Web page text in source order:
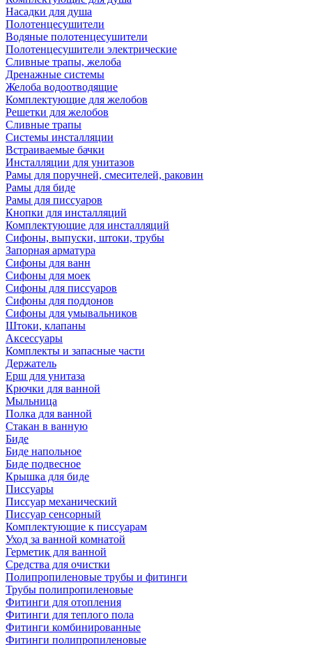
Насадки для душа
Полотенцесушители
Водяные полотенцесушители
Полотенцесушители электрические
Сливные трапы, желоба
Дренажные системы
Желоба водоотводящие
Комплектующие для желобов
Решетки для желобов
Сливные трапы
Системы инсталляции
Встраиваемые бачки
Инсталляции для унитазов
Рамы для поручней, смесителей, раковин
Рамы для биде
Рамы для писсуаров
Кнопки для инсталляций
Комплектующие для инсталляций
Сифоны, выпуски, штоки, трубы
Запорная арматура
Сифоны для ванн
Сифоны для моек
Сифоны для писсуаров
Сифоны для поддонов
Сифоны для умывальников
Штоки, клапаны
Аксессуары
Комплекты и запасные части
Держатель
Ерш для унитаза
Крючки для ванной
Мыльница
Полка для ванной
Стакан в ванную
Биде
Биде напольное
Биде подвесное
Крышка для биде
Писсуары
Писсуар механический
Писсуар сенсорный
Комплектующие к писсуарам
Уход за ванной комнатой
Герметик для ванной
Средства для очистки
Полипропиленовые трубы и фитинги
Трубы полипропиленовые
Фитинги для отопления
Фитинги для теплого пола
Фитинги комбинированные
Фитинги полипропиленовые